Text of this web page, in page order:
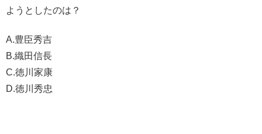
ようとしたのは？
A.豊臣秀吉
B.織田信長
C.徳川家康
D.徳川秀忠